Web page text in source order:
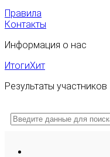
Правила
Контакты
Информация о нас
ИтогиХит
Результаты участников